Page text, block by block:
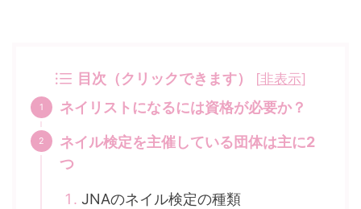
目次（クリックできます） [非表示]
ネイリストになるには資格が必要か？
ネイル検定を主催している団体は主に2
つ
JNAのネイル検定の種類